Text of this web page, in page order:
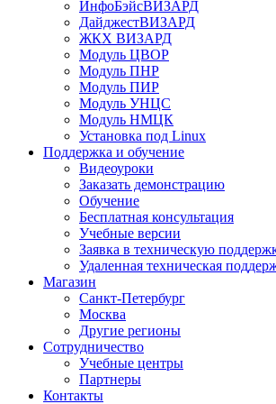
ИнфоБэйсВИЗАРД
ДайджестВИЗАРД
ЖКХ ВИЗАРД
Модуль ЦВОР
Модуль ПНР
Модуль ПИР
Модуль УНЦС
Модуль НМЦК
Установка под Linux
Поддержка и обучение
Видеоуроки
Заказать демонстрацию
Обучение
Бесплатная консультация
Учебные версии
Заявка в техническую
Удаленная техническая
Магазин
Санкт-Петербург
Москва
Другие регионы
Сотрудничество
Учебные центры
Партнеры
Контакты